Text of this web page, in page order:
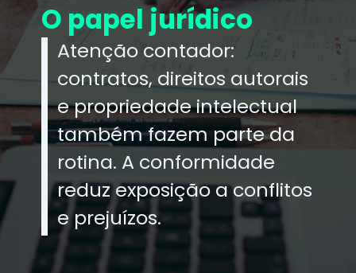
O papel jurídico
Atenção contador:
contratos, direitos autorais
e propriedade intelectual
também fazem parte da
rotina. A conformidade
reduz exposição a conflitos
e prejuízos.